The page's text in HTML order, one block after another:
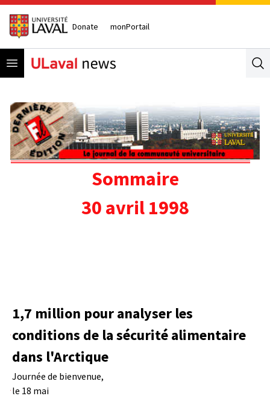
Donate monPortail
Open menu
Sommaire
30 avril 1998
1,7 million pour analyser les
conditions de la sécurité alimentaire
dans l'Arctique
Journée de bienvenue,
le 18 mai